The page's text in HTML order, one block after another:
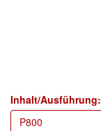
E-D
EVERCOAT
Inhalt/Ausführung:
P800